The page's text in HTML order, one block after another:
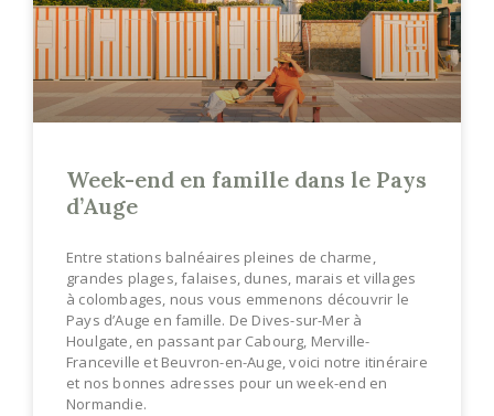
Week-end en famille dans le Pays
d’Auge
Entre stations balnéaires pleines de charme,
grandes plages, falaises, dunes, marais et villages
à colombages, nous vous emmenons découvrir le
Pays d’Auge en famille. De Dives-sur-Mer à
Houlgate, en passant par Cabourg, Merville-
Franceville et Beuvron-en-Auge, voici notre itinéraire
et nos bonnes adresses pour un week-end en
Normandie.